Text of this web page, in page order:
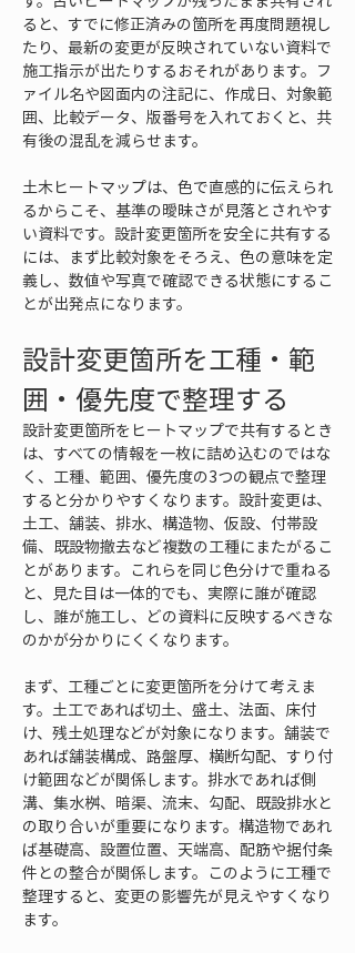
ると、すでに修正済みの箇所を再度問題視し
たり、最新の変更が反映されていない資料で
施工指示が出たりするおそれがあります。フ
ァイル名や図面内の注記に、作成日、対象範
囲、比較データ、版番号を入れておくと、共
有後の混乱を減らせます。
土木ヒートマップは、色で直感的に伝えられ
るからこそ、基準の曖昧さが見落とされやす
い資料です。設計変更箇所を安全に共有する
には、まず比較対象をそろえ、色の意味を定
義し、数値や写真で確認できる状態にするこ
とが出発点になります。
設計変更箇所を工種・範
囲・優先度で整理する
設計変更箇所をヒートマップで共有するとき
は、すべての情報を一枚に詰め込むのではな
く、工種、範囲、優先度の3つの観点で整理
すると分かりやすくなります。設計変更は、
土工、舗装、排水、構造物、仮設、付帯設
備、既設物撤去など複数の工種にまたがるこ
とがあります。これらを同じ色分けで重ねる
と、見た目は一体的でも、実際に誰が確認
し、誰が施工し、どの資料に反映するべきな
のかが分かりにくくなります。
まず、工種ごとに変更箇所を分けて考えま
す。土工であれば切土、盛土、法面、床付
け、残土処理などが対象になります。舗装で
あれば舗装構成、路盤厚、横断勾配、すり付
け範囲などが関係します。排水であれば側
溝、集水桝、暗渠、流末、勾配、既設排水と
の取り合いが重要になります。構造物であれ
ば基礎高、設置位置、天端高、配筋や据付条
件との整合が関係します。このように工種で
整理すると、変更の影響先が見えやすくなり
ます。